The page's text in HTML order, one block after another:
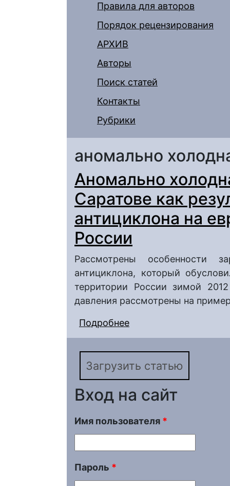
Правила для авторов
Порядок рецензирования
АРХИВ
Авторы
Поиск статей
Контакты
Рубрики
аномально
Аномально
Саратове как
антициклона на
России
Рассмотрены особенности
антициклона, который
территории России зимой
давления рассмотрены на
Подробнее
блокирующего
Загрузить статью
Вход на сайт
Имя пользователя *
Пароль *